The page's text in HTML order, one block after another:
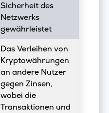
Sicherheit des
Netzwerks
gewährleistet
Das Verleihen von
Kryptowährungen
an andere Nutzer
gegen Zinsen,
wobei die
Transaktionen und